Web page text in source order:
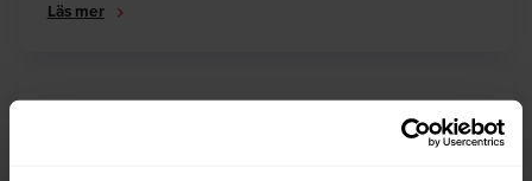
Läs mer
Är du ägare till hemsidan eller domännamnet så har